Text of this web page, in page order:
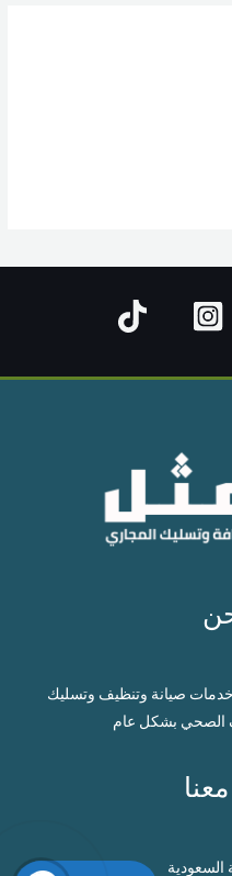
صيانة وتنظيف وتسليك
الصحي بشكل عام
السعودية